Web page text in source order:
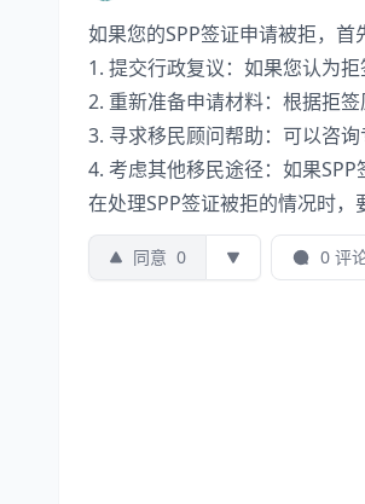
如果您的SPP签证申请被拒，首
1. 提交行政复议：如果您认为
2. 重新准备申请材料：根据拒
3. 寻求移民顾问帮助：可以咨
4. 考虑其他移民途径：如果
在处理SPP签证被拒的情况时
同意 0 0 评